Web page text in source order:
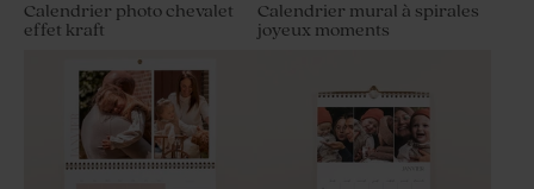
Calendrier photo chevalet
effet kraft
Calendrier mural à spirales
joyeux moments